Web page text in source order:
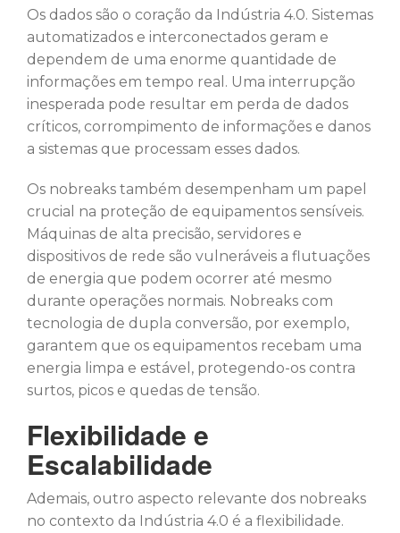
Os dados são o coração da Indústria 4.0. Sistemas
automatizados e interconectados geram e
dependem de uma enorme quantidade de
informações em tempo real. Uma interrupção
inesperada pode resultar em perda de dados
críticos, corrompimento de informações e danos
a sistemas que processam esses dados.
Os nobreaks também desempenham um papel
crucial na proteção de equipamentos sensíveis.
Máquinas de alta precisão, servidores e
dispositivos de rede são vulneráveis a flutuações
de energia que podem ocorrer até mesmo
durante operações normais. Nobreaks com
tecnologia de dupla conversão, por exemplo,
garantem que os equipamentos recebam uma
energia limpa e estável, protegendo-os contra
surtos, picos e quedas de tensão.
Flexibilidade e
Escalabilidade
Ademais, outro aspecto relevante dos nobreaks
no contexto da Indústria 4.0 é a flexibilidade.